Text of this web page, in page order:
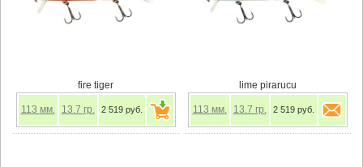
fire tiger
113 мм. 13.7 гр. 2 519 руб.
lime pirarucu
113 мм. 13.7 гр. 2 519 руб.